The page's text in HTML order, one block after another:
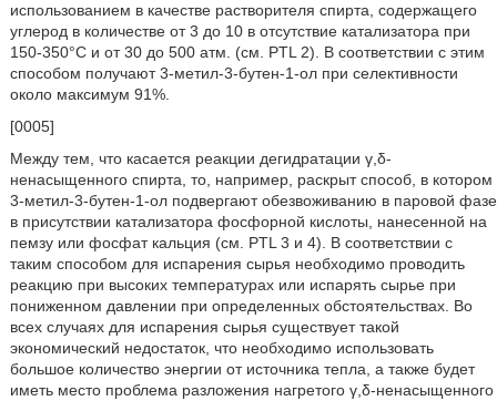
использованием в качестве растворителя спирта, содержащего
углерод в количестве от 3 до 10 в отсутствие катализатора при
150-350°С и от 30 до 500 атм. (см. PTL 2). В соответствии с этим
способом получают 3-метил-3-бутен-1-ол при селективности
около максимум 91%.
[0005]
Между тем, что касается реакции дегидратации γ,δ-
ненасыщенного спирта, то, например, раскрыт способ, в котором
3-метил-3-бутен-1-ол подвергают обезвоживанию в паровой фазе
в присутствии катализатора фосфорной кислоты, нанесенной на
пемзу или фосфат кальция (см. PTL 3 и 4). В соответствии с
таким способом для испарения сырья необходимо проводить
реакцию при высоких температурах или испарять сырье при
пониженном давлении при определенных обстоятельствах. Во
всех случаях для испарения сырья существует такой
экономический недостаток, что необходимо использовать
большое количество энергии от источника тепла, а также будет
иметь место проблема разложения нагретого γ,δ-ненасыщенного